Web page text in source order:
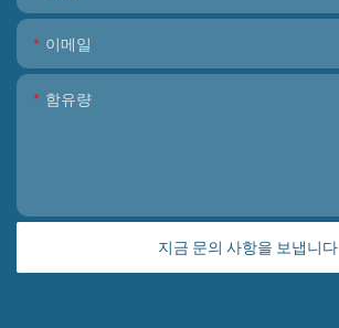
이메일
함유량
지금 문의 사항을 보냅니다